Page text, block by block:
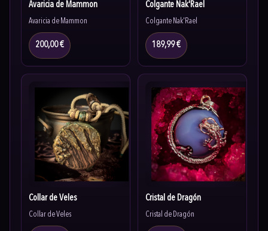
Avaricia de Mammon
Avaricia de Mammon
200,00 €
Colgante Nak'Rael
Colgante Nak'Rael
189,99 €
Collar de Veles
Collar de Veles
Cristal de Dragón
Cristal de Dragón